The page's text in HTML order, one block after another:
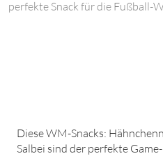
perfekte Snack für die Fußball-
Diese WM-Snacks:
Salbei sind der perfekte